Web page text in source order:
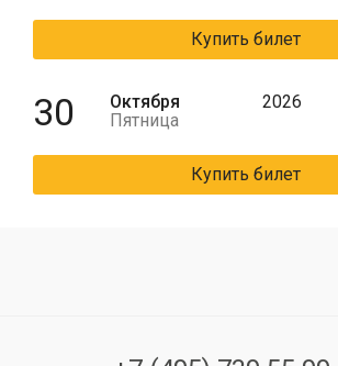
Купить билет
30
Октября
Пятница
2026
Купить билет